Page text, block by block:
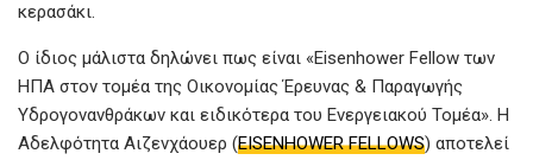
κερασάκι.
Ο ίδιος μάλιστα δηλώνει πως είναι «Eisenhower Fellow των
ΗΠΑ στον τομέα της Οικονομίας Έρευνας & Παραγωγής
Υδρογονανθράκων και ειδικότερα του Ενεργειακού Τομέα». Η
Αδελφότητα Αιζενχάουερ (EISENHOWER FELLOWS) αποτελεί